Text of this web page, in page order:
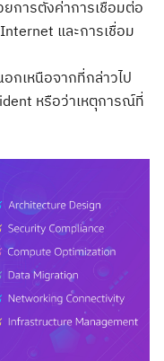
การตั้งค่าการเชื่อมต่อ
และการเชื่อม
กเหนือจากที่กล่าวไป
หรือว่าเหตุการณ์ที่